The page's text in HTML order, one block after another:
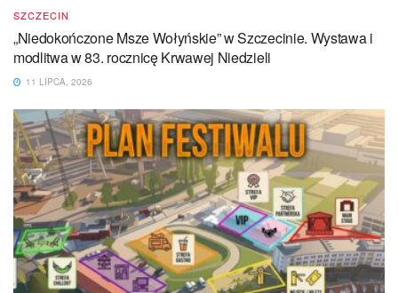
SZCZECIN
„Niedokończone Msze Wołyńskie” w Szczecinie. Wystawa i
modlitwa w 83. rocznicę Krwawej Niedzieli
11 LIPCA, 2026